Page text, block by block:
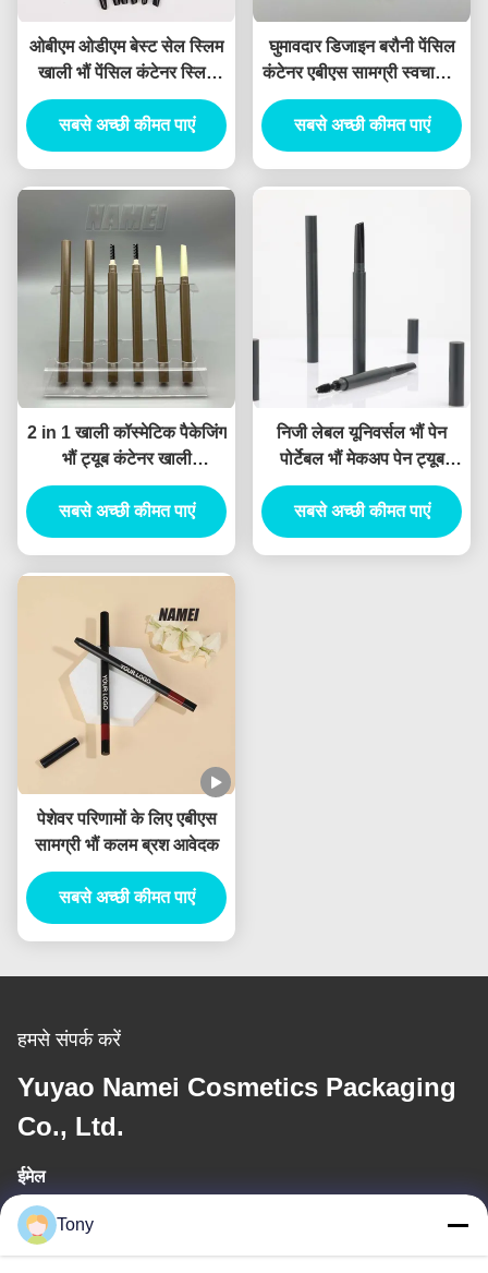
ओबीएम ओडीएम बेस्ट सेल स्लिम
खाली भौं पेंसिल कंटेनर स्लिम
खाली भौं पेंसिल
सबसे अच्छी कीमत पाएं
घुमावदार डिजाइन बरौनी पेंसिल
कंटेनर एबीएस सामग्री स्वचालित
सूत्र
सबसे अच्छी कीमत पाएं
2 in 1 खाली कॉस्मेटिक पैकेजिंग
भौं ट्यूब कंटेनर खाली
Eyeliner ट्यूब कंटेनर
सबसे अच्छी कीमत पाएं
निजी लेबल यूनिवर्सल भौं पेन
पोर्टेबल भौं मेकअप पेन ट्यूब
डबल-एंडेड भौं पेंसिल कस्टम भौं
पेन कंटेनर
सबसे अच्छी कीमत पाएं
पेशेवर परिणामों के लिए एबीएस
सामग्री भौं कलम ब्रश आवेदक
सबसे अच्छी कीमत पाएं
हमसे संपर्क करें
Yuyao Namei Cosmetics Packaging
Co., Ltd.
ईमेल
tony@chinacosmeticpackaging.com
Tony